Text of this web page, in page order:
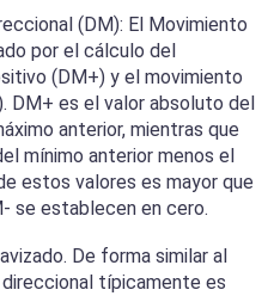
(DM): El Movimiento
por el cálculo del
(DM+) y el movimiento
DM+ es el valor absoluto del
anterior, mientras que
mínimo anterior menos el
estos valores es mayor que
se establecen en cero.
De forma similar al
típicamente es